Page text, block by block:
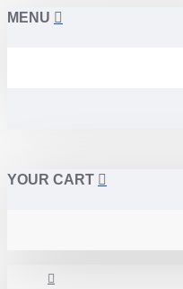
MENU
YOUR CART